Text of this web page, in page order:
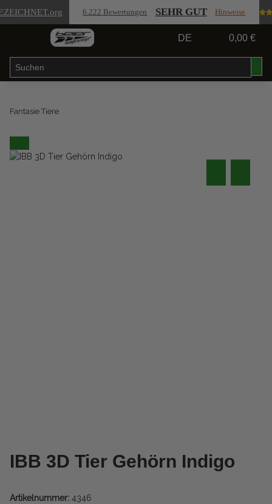
.org 6.222 Bewertungen SEHR GUT Hinweise
DE 0,00 €
Fantasie Tiere
IBB 3D Tier Gehörn Indigo
Artikelnummer: 4346